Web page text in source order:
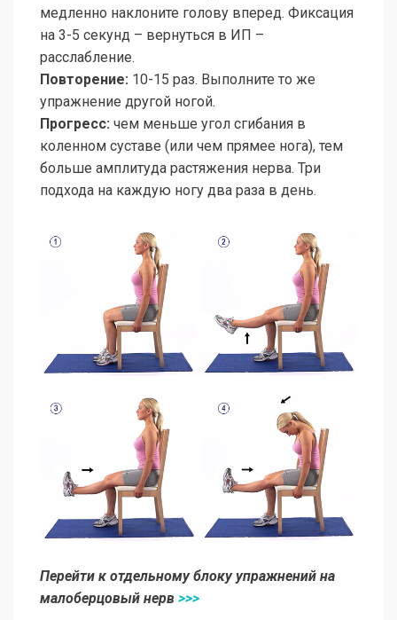
медленно наклоните голову вперед. Фиксация
на 3-5 секунд – вернуться в ИП –
расслабление.
Повторение: 10-15 раз. Выполните то же
упражнение другой ногой.
Прогресс: чем меньше угол сгибания в
коленном суставе (или чем прямее нога), тем
больше амплитуда растяжения нерва. Три
подхода на каждую ногу два раза в день.
Перейти к отдельному блоку упражнений на
малоберцовый нерв >>>